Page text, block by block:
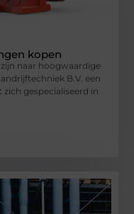
kopen
naar hoogwaardige
B.V. een
gespecialiseerd in